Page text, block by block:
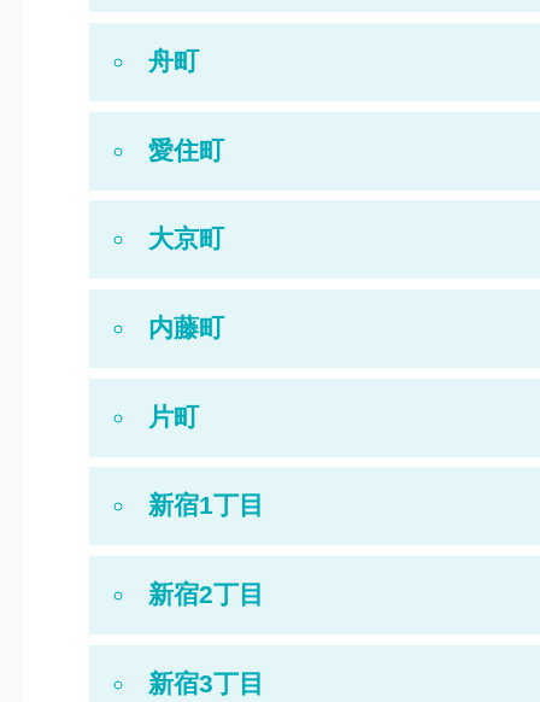
舟町
愛住町
大京町
内藤町
片町
新宿1丁目
新宿2丁目
新宿3丁目